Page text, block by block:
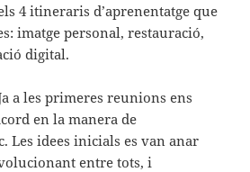
4 itineraris d’aprenentatge que
imatge personal, restauració,
digital.
a les primeres reunions ens
en la manera de
Les idees inicials es van anar
entre tots, i